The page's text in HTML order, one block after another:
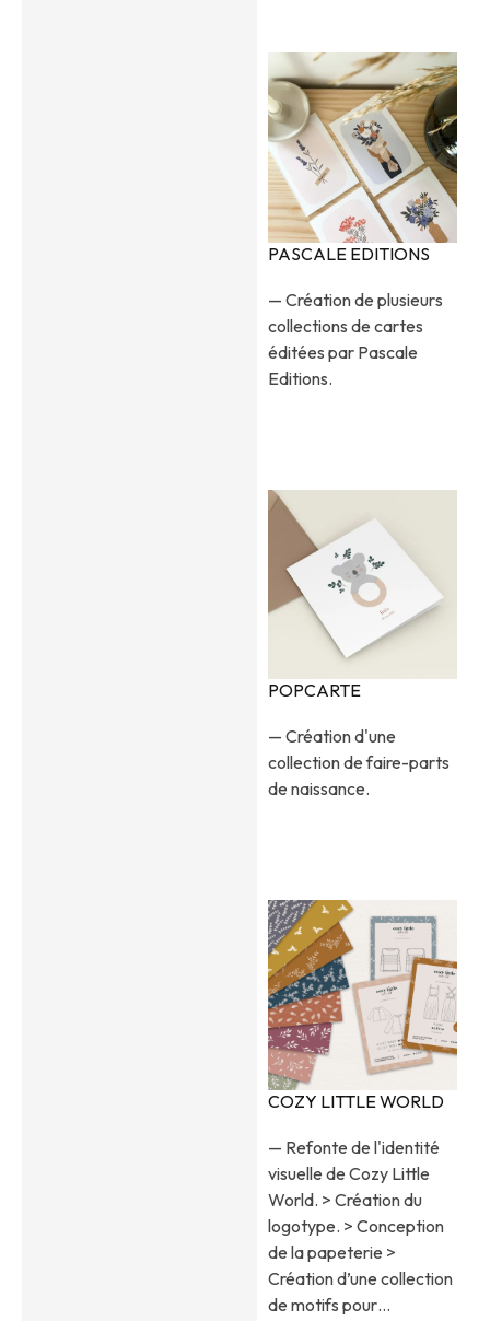
PASCALE EDITIONS
— Création de plusieurs
collections de cartes
éditées par Pascale
Editions.
POPCARTE
— Création d'une
collection de faire-parts
de naissance.
COZY LITTLE WORLD
— Refonte de l'identité
visuelle de Cozy Little
World. > Création du
logotype. > Conception
de la papeterie >
Création d’une collection
de motifs pour…